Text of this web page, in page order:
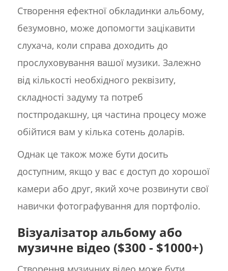
Створення ефектної обкладинки альбому,
безумовно, може допомогти зацікавити
слухача, коли справа доходить до
прослуховування вашої музики. Залежно
від кількості необхідного реквізиту,
складності задуму та потреб
постпродакшну, ця частина процесу може
обійтися вам у кілька сотень доларів.
Однак це також може бути досить
доступним, якщо у вас є доступ до хорошої
камери або друг, який хоче розвинути свої
навички фотографування для портфоліо.
Візуалізатор альбому або
музичне відео ($300 - $1000+)